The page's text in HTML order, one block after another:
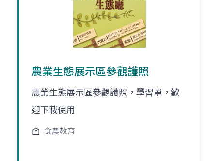
農業生態展示區參觀護照
農業生態展示區參觀護照，學習單，歡
迎下載使用
食農教育